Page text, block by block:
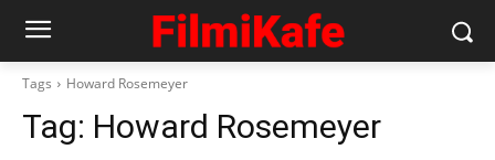
Tags Howard Rosemeyer
Tag: Howard Rosemeyer